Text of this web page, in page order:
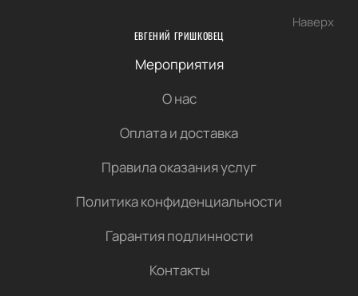
Наверх
ЕВГЕНИЙ ГРИШКОВЕЦ
Мероприятия
О нас
Оплата и доставка
Правила оказания услуг
Политика конфиденциальности
Гарантия подлинности
Контакты